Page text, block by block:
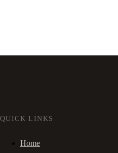
QUICK LINKS
Home